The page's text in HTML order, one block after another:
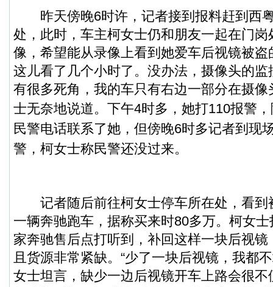
昨天傍晚6时许，记者接到报料赶到西
处，此时，车主柯女士仍和朋友一起在门
像，希望能从录像上看到她爱车后视镜被盗
这儿看了几个小时了。没办法，摄像头的
有很多死角，我的车只有右边一部分在摄像
士无奈地说道。 下午4时多，她打110报警
民警电话联系了她，但傍晚6时多记者到现
警，柯女士称民警还没过来。
记者随后前往柯女士停车所在处，看到
一辆奔驰跑车，据称买来时80多万。柯女
家奔驰售后点打听到，补回这样一块后视
且货源非常紧缺。“少了一块后视镜，我都
女士坦言，缺少一边后视镜开车上路会很